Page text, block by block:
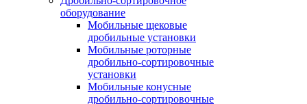
оборудование
Мобильные щековые
дробильные установки
Мобильные роторные
дробильно-сортировочные
установки
Мобильные конусные
дробильно-сортировочные